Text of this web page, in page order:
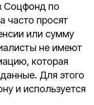
Соцфонд по
часто просят
или сумму
не имеют
которая
Для этого
и используется